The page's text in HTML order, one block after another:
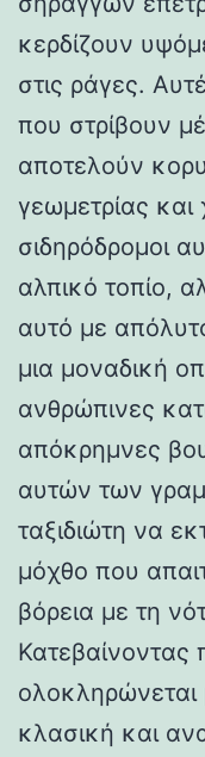
κερδίζουν
στις ράγες.
που στρίβουν
αποτελούν
γεωμετρίας και
σιδηρόδρομοι
αλπικό τοπίο,
αυτό με
μια μοναδική
ανθρώπινες
απόκρημνες
αυτών των
ταξιδιώτη να
μόχθο που
βόρεια με τη
Κατεβαίνοντας
ολοκληρώνεται
κλασική και